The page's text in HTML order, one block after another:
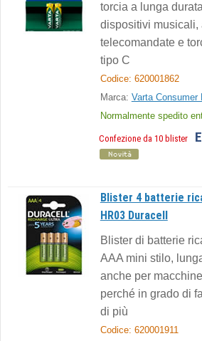
torcia a lunga
dispositivi musicali,
telecomandate e
tipo C
Codice: 620001862
Marca: Varta
Normalmente spedito
Confezione da 10 blister
Blister 4 batterie
HR03 Duracell
Blister di batterie
AAA mini stilo,
anche per
perché in grado di
di più
Codice: 620001911